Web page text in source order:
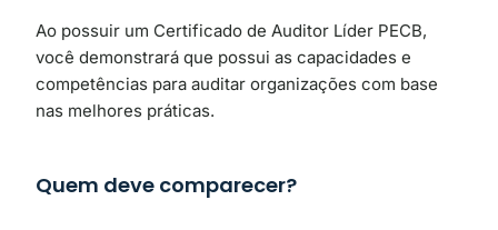
Ao possuir um Certificado de Auditor Líder PECB,
você demonstrará que possui as capacidades e
competências para auditar organizações com base
nas melhores práticas.
Quem deve comparecer?